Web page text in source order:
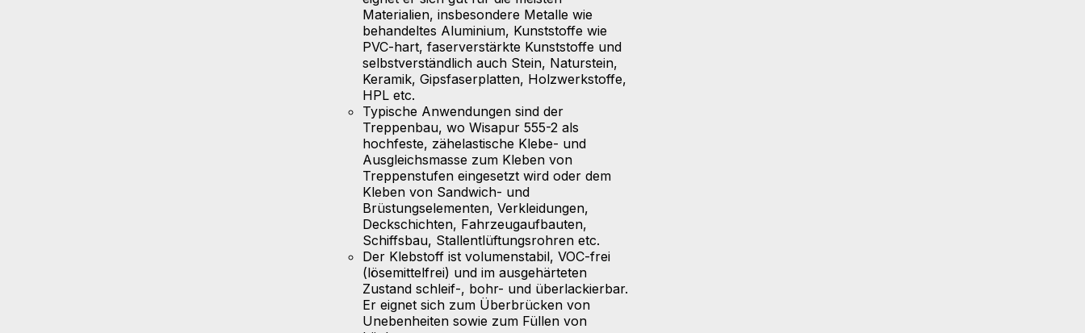
Materialien, insbesondere Metalle wie
behandeltes Aluminium, Kunststoffe wie
PVC-hart, faserverstärkte Kunststoffe und
selbstverständlich auch Stein, Naturstein,
Keramik, Gipsfaserplatten, Holzwerkstoffe,
HPL etc.
Typische Anwendungen sind der
Treppenbau, wo Wisapur 555-2 als
hochfeste, zähelastische Klebe- und
Ausgleichsmasse zum Kleben von
Treppenstufen eingesetzt wird oder dem
Kleben von Sandwich- und
Brüstungselementen, Verkleidungen,
Deckschichten, Fahrzeugaufbauten,
Schiffsbau, Stallentlüftungsrohren etc.
Der Klebstoff ist volumenstabil, VOC-frei
(lösemittelfrei) und im ausgehärteten
Zustand schleif-, bohr- und überlackierbar.
Er eignet sich zum Überbrücken von
Unebenheiten sowie zum Füllen von